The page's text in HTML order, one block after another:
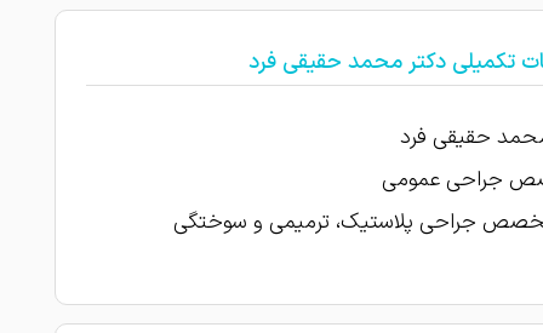
تکمیلی دکتر محمد حقیقی فرد
حقیقی فرد
جراحی عمومی
جراحی پلاستیک، ترمیمی و سوختگی